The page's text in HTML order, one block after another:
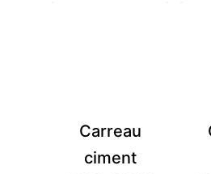
Carreau
ciment